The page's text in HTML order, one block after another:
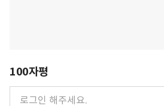
100자평